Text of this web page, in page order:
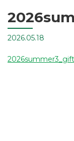
2026.05.18
2026summer3_gift